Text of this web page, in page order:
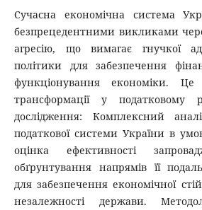
Сучасна економічна система
безпрецедентними викликами
агресію, що вимагає гнучкої
політики для забезпечення
функціонування економіки. Це
трансформації у податковому
дослідження: Комплексний
податкової системи України в
оцінка ефективності
обґрунтування напрямів її
для забезпечення економічної
незалежності держави.